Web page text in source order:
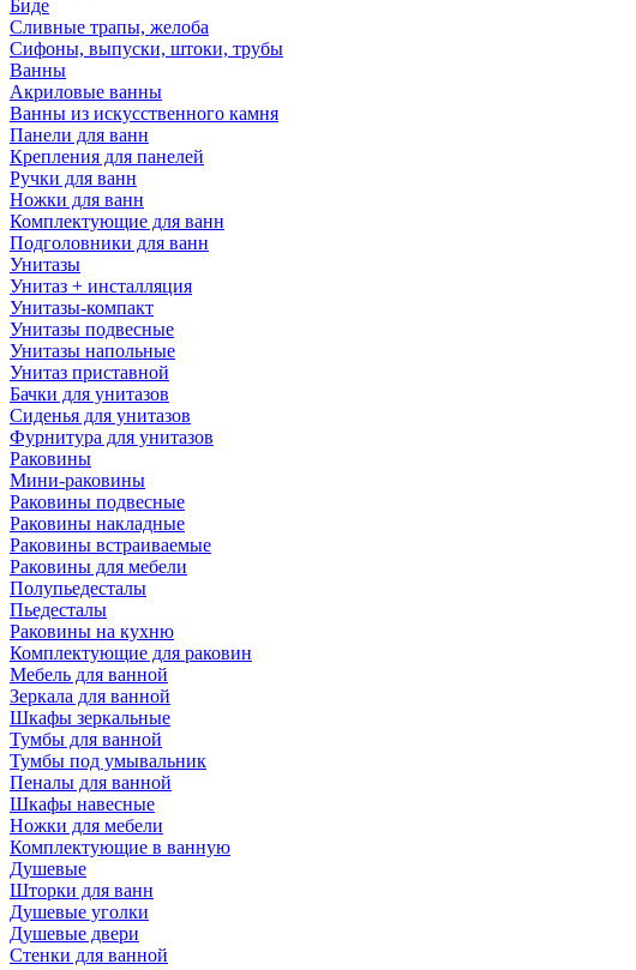
Биде
Сливные трапы, желоба
Сифоны, выпуски, штоки, трубы
Ванны
Акриловые ванны
Ванны из искусственного камня
Панели для ванн
Крепления для панелей
Ручки для ванн
Ножки для ванн
Комплектующие для ванн
Подголовники для ванн
Унитазы
Унитаз + инсталляция
Унитазы-компакт
Унитазы подвесные
Унитазы напольные
Унитаз приставной
Бачки для унитазов
Сиденья для унитазов
Фурнитура для унитазов
Раковины
Мини-раковины
Раковины подвесные
Раковины накладные
Раковины встраиваемые
Раковины для мебели
Полупьедесталы
Пьедесталы
Раковины на кухню
Комплектующие для раковин
Мебель для ванной
Зеркала для ванной
Шкафы зеркальные
Тумбы для ванной
Тумбы под умывальник
Пеналы для ванной
Шкафы навесные
Ножки для мебели
Комплектующие в ванную
Душевые
Шторки для ванн
Душевые уголки
Душевые двери
Стенки для ванной